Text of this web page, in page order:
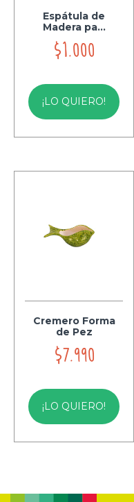
Espátula de
Madera pa...
$1.000
¡LO QUIERO!
Cremero Forma
de Pez
$7.990
¡LO QUIERO!